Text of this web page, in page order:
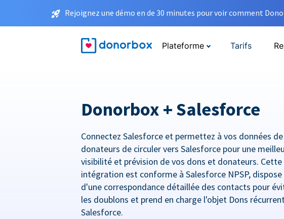
Rejoignez une démo en de 30 minutes pour voir comment
Plateforme Tarifs
Donorbox + Salesforce
Connectez Salesforce et permettez à vos données de
donateurs de circuler vers Salesforce pour une
visibilité et prévision de vos dons et donateurs. Cette
intégration est conforme à Salesforce NPSP, dispose
d'une correspondance détaillée des contacts pour
les doublons et prend en charge l'objet Dons
Salesforce.